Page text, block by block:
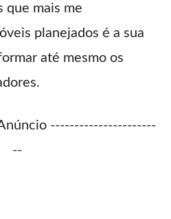
que mais me
planejados é a sua
até mesmo os
----------------------
--